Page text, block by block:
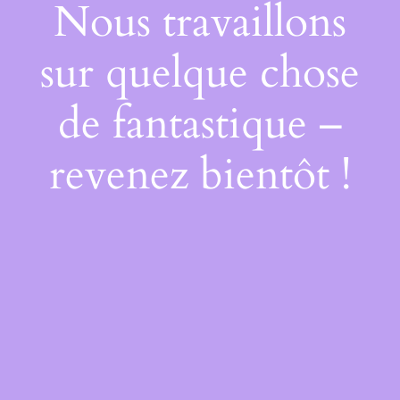
Nous travaillons
sur quelque chose
de fantastique –
revenez bientôt !